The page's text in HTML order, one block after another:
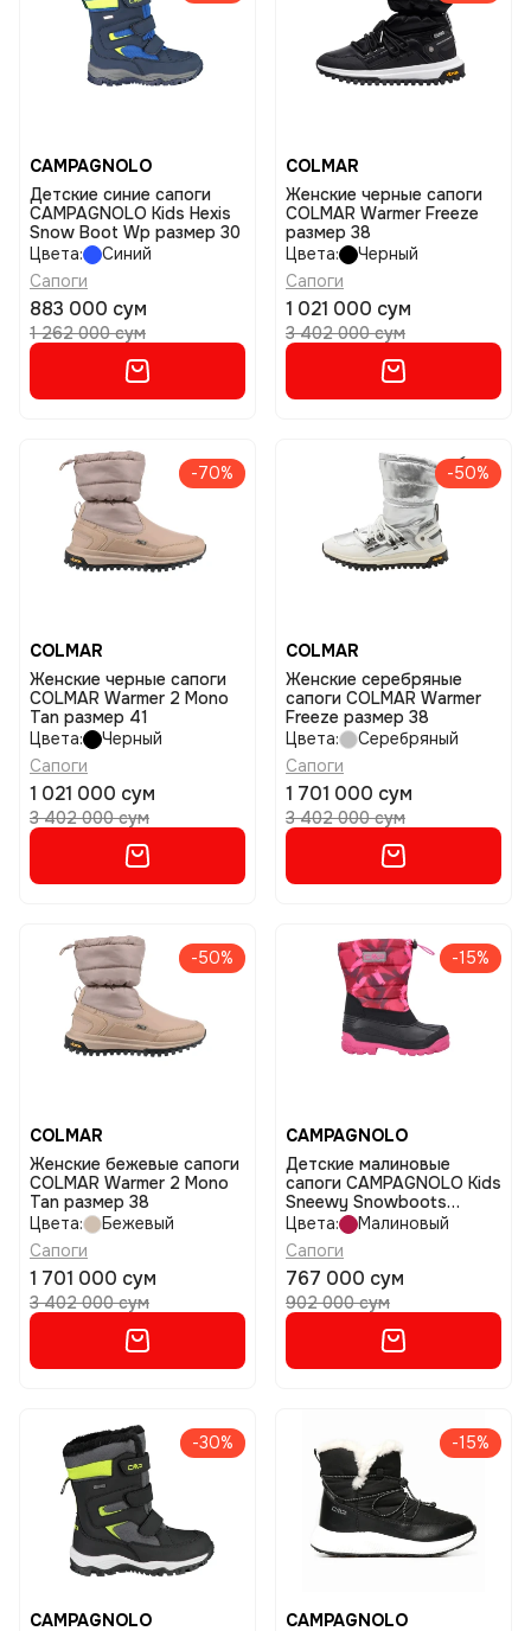
CAMPAGNOLO
Детские синие сапоги
CAMPAGNOLO Kids Hexis
Snow Boot Wp размер 30
Цвета:
Синий
Сапоги
883 000 сум
1 262 000 сум
COLMAR
Женские черные сапоги
COLMAR Warmer Freeze
размер 38
Цвета:
Черный
Сапоги
1 021 000 сум
3 402 000 сум
-70%
COLMAR
Женские черные сапоги
COLMAR Warmer 2 Mono
Tan размер 41
Цвета:
Черный
Сапоги
1 021 000 сум
3 402 000 сум
-50%
COLMAR
Женские серебряные
сапоги COLMAR Warmer
Freeze размер 38
Цвета:
Серебряный
Сапоги
1 701 000 сум
3 402 000 сум
-50%
COLMAR
Женские бежевые сапоги
COLMAR Warmer 2 Mono
Tan размер 38
Цвета:
Бежевый
Сапоги
1 701 000 сум
3 402 000 сум
-15%
CAMPAGNOLO
Детские малиновые
сапоги CAMPAGNOLO Kids
Sneewy Snowboots
размер 31
Цвета:
Малиновый
Сапоги
767 000 сум
902 000 сум
-30%
CAMPAGNOLO
-15%
CAMPAGNOLO